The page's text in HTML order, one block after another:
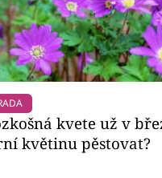
kvete už v
květinu pěstovat?